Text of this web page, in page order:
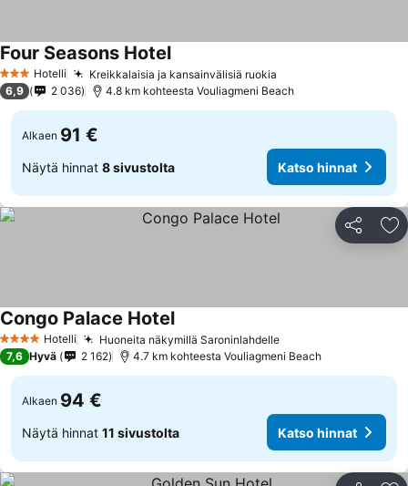
3 Tähtiluokitus
Hotelli Kreikkalaisia ja kansainvälisiä ruokia
Four Seasons Hotel
6,9 2 036 4.8 km kohteesta Vouliagmeni Beach
Alkaen 91 €
Näytä hinnat 8 sivustolta Katso hinnat
Jaa
4 Tähtiluokitus
Hotelli Huoneita näkymillä Saroninlahdelle
Congo Palace Hotel
7,6 Hyvä 2 162 4.7 km kohteesta Vouliagmeni Beach
Alkaen 94 €
Näytä hinnat 11 sivustolta Katso hinnat